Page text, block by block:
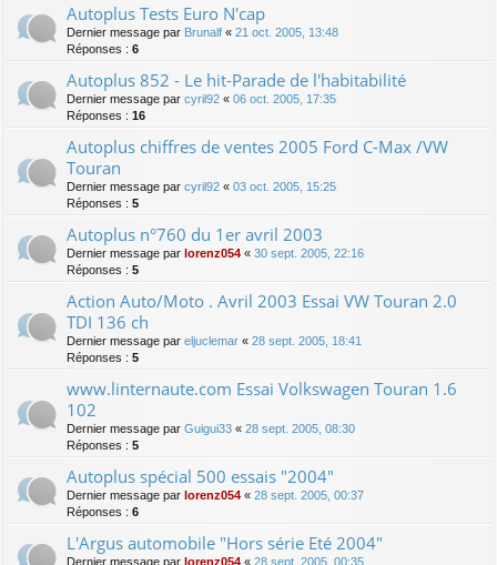
Autoplus Tests Euro N'cap
Dernier message par Brunalf « 21 oct. 2005, 13:48
Réponses : 6
Autoplus 852 - Le hit-Parade de l'habitabilité
Dernier message par cyril92 « 06 oct. 2005, 17:35
Réponses : 16
Autoplus chiffres de ventes 2005 Ford C-Max /VW
Touran
Dernier message par cyril92 « 03 oct. 2005, 15:25
Réponses : 5
Autoplus n°760 du 1er avril 2003
Dernier message par lorenz054 « 30 sept. 2005, 22:16
Réponses : 5
Action Auto/Moto . Avril 2003 Essai VW Touran 2.0
TDI 136 ch
Dernier message par eljuclemar « 28 sept. 2005, 18:41
Réponses : 5
www.linternaute.com Essai Volkswagen Touran 1.6
102
Dernier message par Guigui33 « 28 sept. 2005, 08:30
Réponses : 5
Autoplus spécial 500 essais "2004"
Dernier message par lorenz054 « 28 sept. 2005, 00:37
Réponses : 6
L'Argus automobile "Hors série Eté 2004"
Dernier message par lorenz054 « 28 sept. 2005, 00:35